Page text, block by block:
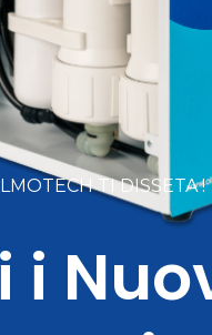
TI DISSETA !
i